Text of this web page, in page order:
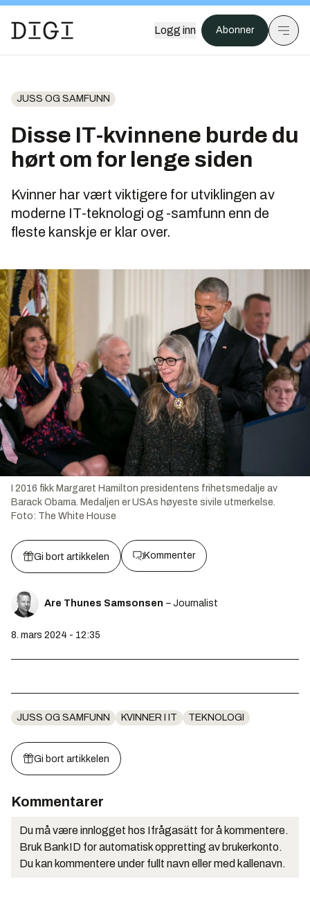
Logg inn Abonner
JUSS OG SAMFUNN
Disse IT-kvinnene burde du
hørt om for lenge siden
Kvinner har vært viktigere for utviklingen av
moderne IT-teknologi og -samfunn enn de
fleste kanskje er klar over.
I 2016 fikk Margaret Hamilton presidentens frihetsmedalje av
Barack Obama. Medaljen er USAs høyeste sivile utmerkelse.
Foto: The White House
Gi bort artikkelen Kommenter
Are Thunes Samsonsen – Journalist
8. mars 2024 - 12:35
JUSS OG SAMFUNN KVINNER I IT TEKNOLOGI
Gi bort artikkelen
Kommentarer
Du må være innlogget hos Ifrågasätt for å kommentere.
Bruk BankID for automatisk oppretting av brukerkonto.
Du kan kommentere under fullt navn eller med kallenavn.